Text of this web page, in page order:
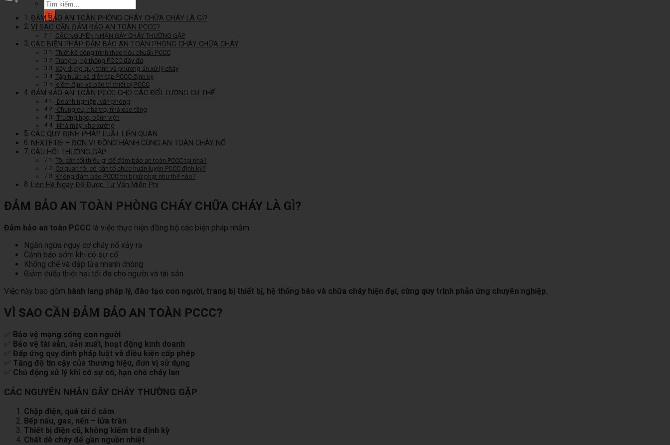
Tìm
kiếm:
ĐẢM BẢO AN TOÀN PHÒNG CHÁY CHỮA CHÁY LÀ GÌ?
VÌ SAO CẦN ĐẢM BẢO AN TOÀN PCCC?
CÁC NGUYÊN NHÂN GÂY CHÁY THƯỜNG GẶP
CÁC BIỆN PHÁP ĐẢM BẢO AN TOÀN PHÒNG CHÁY CHỮA CHÁY
Thiết kế công trình theo tiêu chuẩn PCCC
Trang bị hệ thống PCCC đầy đủ
Xây dựng quy trình và phương án xử lý cháy
Tập huấn và diễn tập PCCC định kỳ
Kiểm định và bảo trì thiết bị PCCC
ĐẢM BẢO AN TOÀN PCCC CHO CÁC ĐỐI TƯỢNG CỤ THỂ
Doanh nghiệp, văn phòng
Chung cư, nhà trọ, nhà cao tầng
Trường học, bệnh viện
Nhà máy, kho xưởng
CÁC QUY ĐỊNH PHÁP LUẬT LIÊN QUAN
NEXTFIRE – ĐƠN VỊ ĐỒNG HÀNH CÙNG AN TOÀN CHÁY NỔ
CÂU HỎI THƯỜNG GẶP
Tôi cần tối thiểu gì để đảm bảo an toàn PCCC tại nhà?
Cơ quan tôi có cần tổ chức huấn luyện PCCC định kỳ?
Không đảm bảo PCCC thì bị xử phạt như thế nào?
Liên Hệ Ngay Để Được Tư Vấn Miễn Phí
ĐẢM BẢO AN TOÀN PHÒNG CHÁY CHỮA CHÁY LÀ GÌ?
Đảm bảo an toàn PCCC là việc thực hiện đồng bộ các biện pháp nhằm:
Ngăn ngừa nguy cơ cháy nổ xảy ra
Cảnh báo sớm khi có sự cố
Khống chế và dập lửa nhanh chóng
Giảm thiểu thiệt hại tối đa cho người và tài sản
Việc này bao gồm hành lang pháp lý, đào tạo con người, trang bị thiết bị, hệ thống báo và chữa cháy hiện đại, cùng quy trình phản ứng chuyên nghiệp.
VÌ SAO CẦN ĐẢM BẢO AN TOÀN PCCC?
✅ Bảo vệ mạng sống con người
✅ Bảo vệ tài sản, sản xuất, hoạt động kinh doanh
✅ Đáp ứng quy định pháp luật và điều kiện cấp phép
✅ Tăng độ tin cậy của thương hiệu, đơn vị sử dụng
✅ Chủ động xử lý khi có sự cố, hạn chế cháy lan
CÁC NGUYÊN NHÂN GÂY CHÁY THƯỜNG GẶP
Chập điện, quá tải ổ cắm
Bếp nấu, gas, nến – lửa trần
Thiết bị điện cũ, không kiểm tra định kỳ
Chất dễ cháy để gần nguồn nhiệt